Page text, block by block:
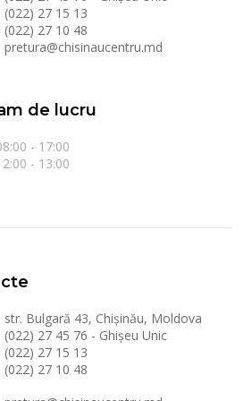
(022) 27 15 13
(022) 27 10 48
pretura@chisinaucentru.md
de lucru
- 17:00
- 13:00
str. Bulgară 43, Chișinău, Moldova
(022) 27 45 76 - Ghișeu Unic
(022) 27 15 13
(022) 27 10 48